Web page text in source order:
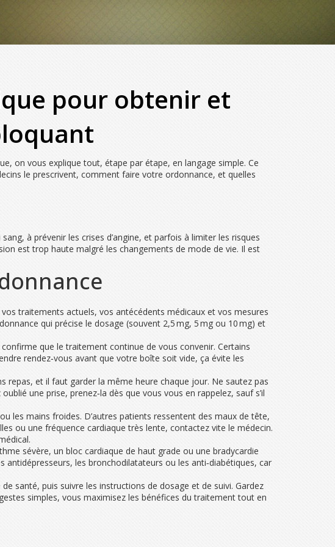
pour obtenir et
on vous explique tout, étape par étape, en langage simple. Ce
le prescrivent, comment faire votre ordonnance, et quelles
à prévenir les crises d’angine, et parfois à limiter les risques
est trop haute malgré les changements de mode de vie. Il est
traitements actuels, vos antécédents médicaux et vos mesures
qui précise le dosage (souvent 2,5 mg, 5 mg ou 10 mg) et
que le traitement continue de vous convenir. Certains
rendez‑vous avant que votre boîte soit vide, ça évite les
repas, et il faut garder la même heure chaque jour. Ne sautez pas
une prise, prenez‑la dès que vous vous en rappelez, sauf s’il
les mains froides. D’autres patients ressentent des maux de tête,
ou une fréquence cardiaque très lente, contactez vite le médecin.
sévère, un bloc cardiaque de haut grade ou une bradycardie
les bronchodilatateurs ou les anti‑diabétiques, car
santé, puis suivre les instructions de dosage et de suivi. Gardez
simples, vous maximisez les bénéfices du traitement tout en